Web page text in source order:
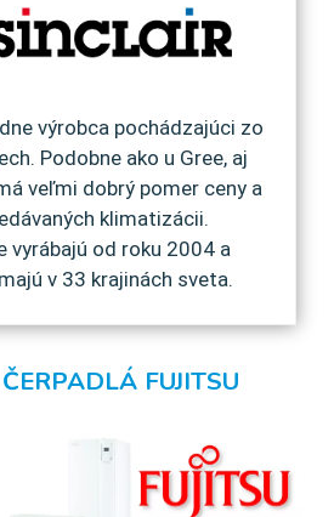
výrobca pochádzajúci zo
Podobne ako u Gree, aj
veľmi dobrý pomer ceny a
klimatizácii.
vyrábajú od roku 2004 a
v 33 krajinách sveta.
FUJITSU